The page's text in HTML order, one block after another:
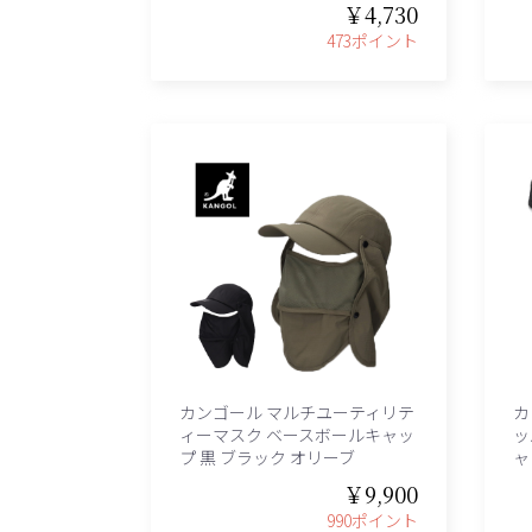
￥4,730
473ポイント
カンゴール マルチユーティリテ
ィーマスク ベースボールキャッ
プ 黒 ブラック オリーブ
￥9,900
990ポイント